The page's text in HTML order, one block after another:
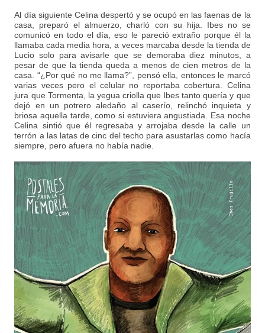
Al día siguiente Celina despertó y se ocupó en las faenas de la
casa, preparó el almuerzo, charló con su hija. Ibes no se
comunicó en todo el día, eso le pareció extraño porque él la
llamaba cada media hora, a veces marcaba desde la tienda de
Lucio solo para avisarle que se demoraba diez minutos, a
pesar de que la tienda queda a menos de cien metros de la
casa. “¿Por qué no me llama?”, pensó ella, entonces le marcó
varias veces pero el celular no reportaba cobertura. Celina
jura que Tormenta, la yegua criolla que Ibes tanto quería y que
dejó en un potrero aledaño al caserío, relinchó inquieta y
briosa aquella tarde, como si estuviera angustiada. Esa noche
Celina sintió que él regresaba y arrojaba desde la calle un
terrón a las latas de cinc del techo para asustarlas como hacía
siempre, pero afuera no había nadie.